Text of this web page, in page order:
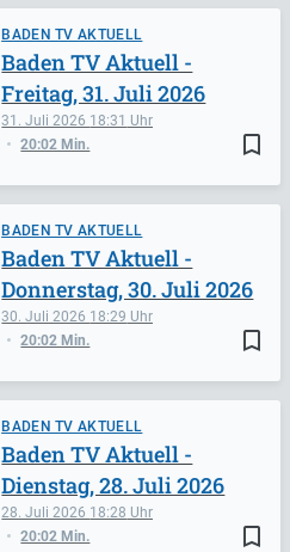
BADEN TV AKTUELL
bookmark_border
31. Juli 2026 18:31
20:02 Min.
Baden TV Aktuell -
Freitag, 31. Juli 2026
BADEN TV AKTUELL
bookmark_border
30. Juli 2026 18:29
20:02 Min.
Baden TV Aktuell -
Donnerstag, 30. Juli 2026
BADEN TV AKTUELL
bookmark_border
28. Juli 2026 18:28
20:02 Min.
Baden TV Aktuell -
Dienstag, 28. Juli 2026